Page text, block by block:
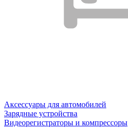
Аксессуары для автомобилей
Зарядные устройства
Видеорегистраторы и компрессоры